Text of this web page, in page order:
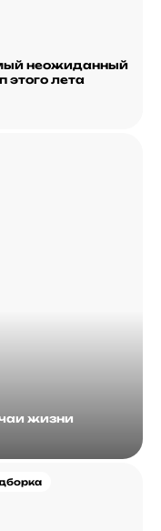
жизни
неожиданный
этого лета